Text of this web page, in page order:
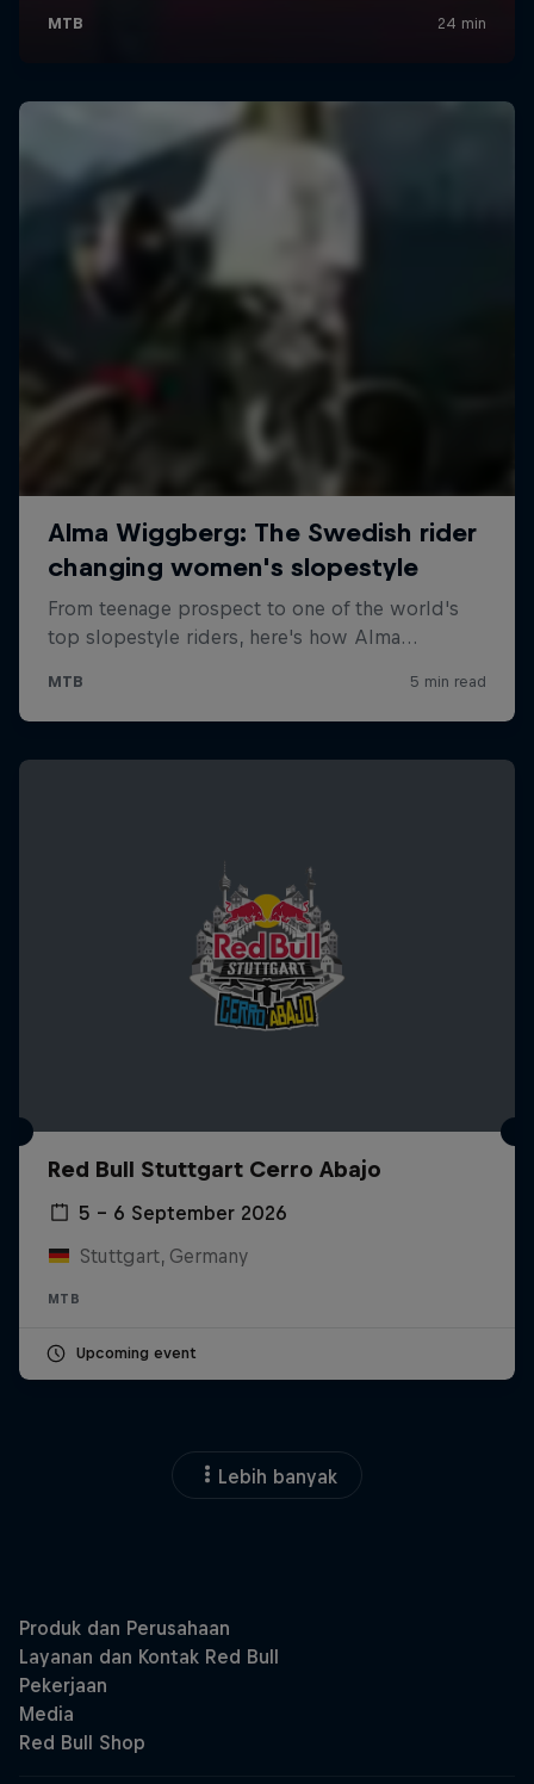
Red Bull Stuttgart Cerro Abajo
5 – 6 September 2026
Stuttgart, Germany
MTB
Upcoming event
Lebih banyak